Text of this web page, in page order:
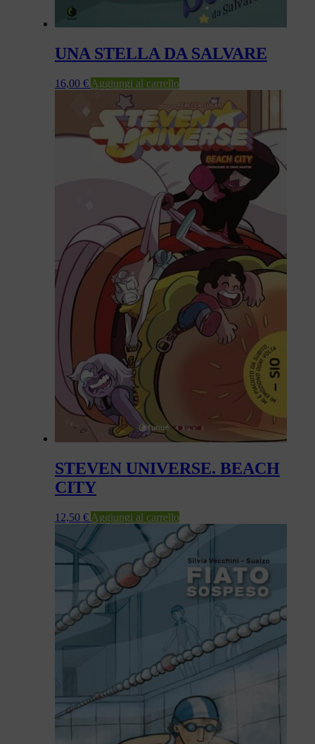
UNA STELLA DA SALVARE
16,00 € Aggiungi al carrello
STEVEN UNIVERSE. BEACH
CITY
12,50 € Aggiungi al carrello